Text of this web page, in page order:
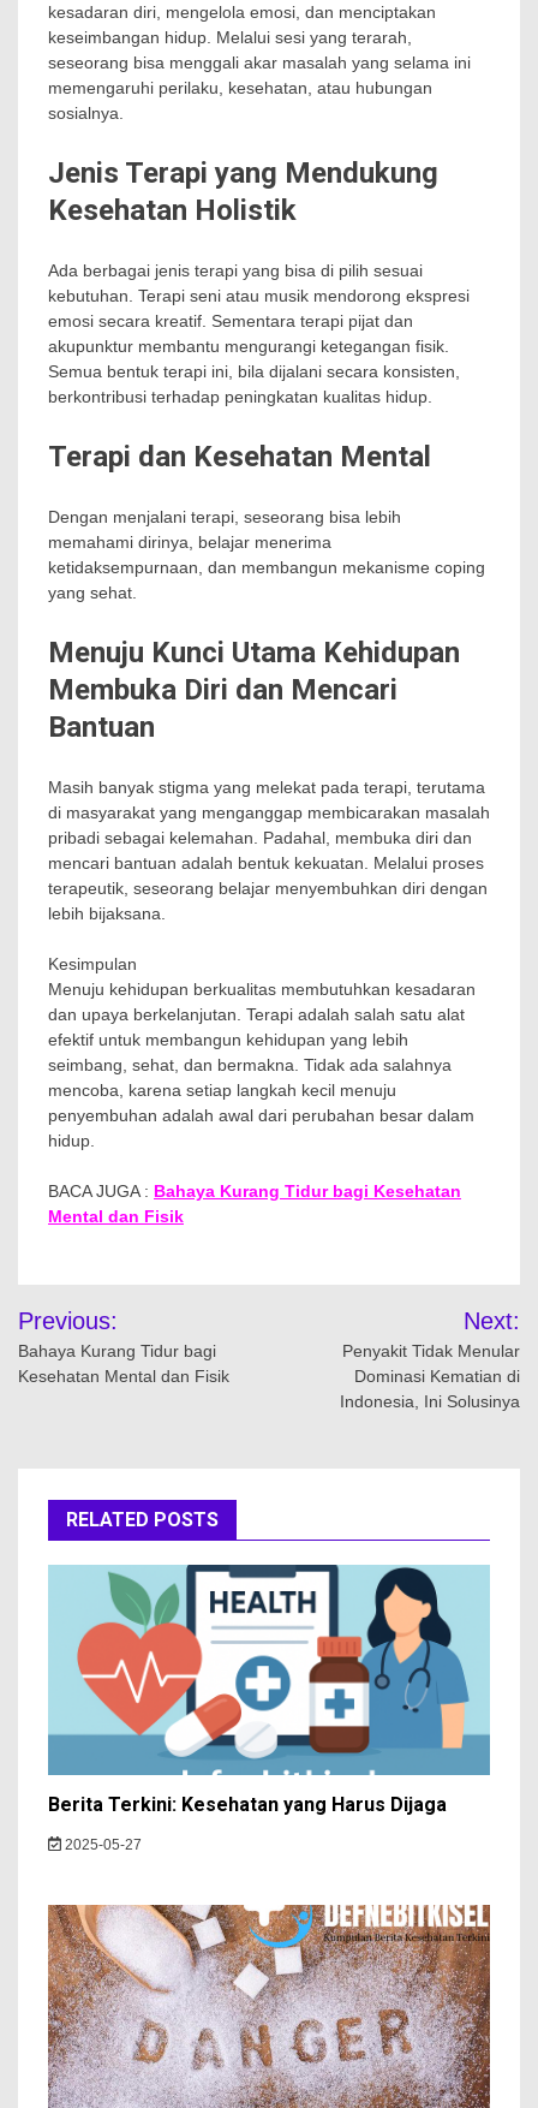
kesadaran diri, mengelola emosi, dan menciptakan
keseimbangan hidup. Melalui sesi yang terarah,
seseorang bisa menggali akar masalah yang selama ini
memengaruhi perilaku, kesehatan, atau hubungan
sosialnya.
Jenis Terapi yang Mendukung
Kesehatan Holistik
Ada berbagai jenis terapi yang bisa di pilih sesuai
kebutuhan. Terapi seni atau musik mendorong ekspresi
emosi secara kreatif. Sementara terapi pijat dan
akupunktur membantu mengurangi ketegangan fisik.
Semua bentuk terapi ini, bila dijalani secara konsisten,
berkontribusi terhadap peningkatan kualitas hidup.
Terapi dan Kesehatan Mental
Dengan menjalani terapi, seseorang bisa lebih
memahami dirinya, belajar menerima
ketidaksempurnaan, dan membangun mekanisme coping
yang sehat.
Menuju Kunci Utama Kehidupan
Membuka Diri dan Mencari
Bantuan
Masih banyak stigma yang melekat pada terapi, terutama
di masyarakat yang menganggap membicarakan masalah
pribadi sebagai kelemahan. Padahal, membuka diri dan
mencari bantuan adalah bentuk kekuatan. Melalui proses
terapeutik, seseorang belajar menyembuhkan diri dengan
lebih bijaksana.
Kesimpulan
Menuju kehidupan berkualitas membutuhkan kesadaran
dan upaya berkelanjutan. Terapi adalah salah satu alat
efektif untuk membangun kehidupan yang lebih
seimbang, sehat, dan bermakna. Tidak ada salahnya
mencoba, karena setiap langkah kecil menuju
penyembuhan adalah awal dari perubahan besar dalam
hidup.
BACA JUGA : Bahaya Kurang Tidur bagi Kesehatan
Mental dan Fisik
Navigasi
pos
Previous:
Bahaya Kurang Tidur bagi
Kesehatan Mental dan Fisik
Next:
Penyakit Tidak Menular
Dominasi Kematian di
Indonesia, Ini Solusinya
RELATED POSTS
Berita Terkini: Kesehatan yang Harus Dijaga
2025-05-27